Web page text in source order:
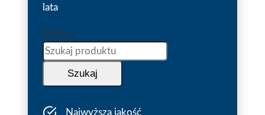
lata
Szukaj
Szukaj
Najwyższa jakość